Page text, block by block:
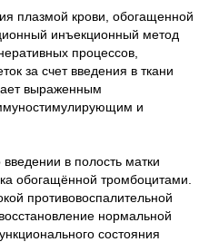
плазмой крови, обогащенной
инъекционный метод
процессов,
за счет введения в ткани
выраженным
и
в полость матки
обогащённой тромбоцитами.
противовоспалительной
нормальной
состояния